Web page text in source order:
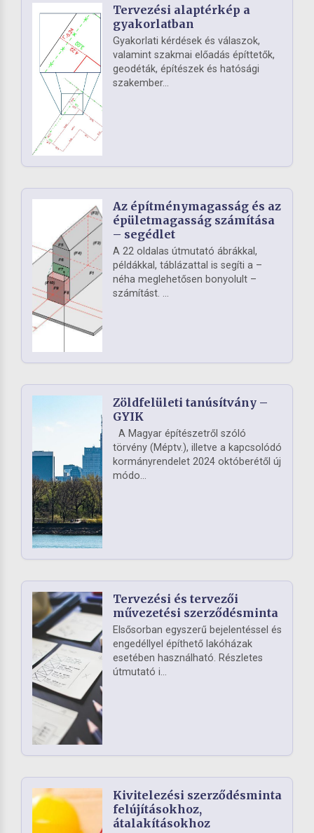
Tervezési alaptérkép a
gyakorlatban
Gyakorlati kérdések és válaszok,
valamint szakmai előadás építtetők,
geodéták, építészek és hatósági
szakember...
Az építménymagasság és az
épületmagasság számítása
– segédlet
A 22 oldalas útmutató ábrákkal,
példákkal, táblázattal is segíti a –
néha meglehetősen bonyolult –
számítást. ...
Zöldfelületi tanúsítvány –
GYIK
A Magyar építészetről szóló
törvény (Méptv.), illetve a kapcsolódó
kormányrendelet 2024 októberétől új
módo...
Tervezési és tervezői
művezetési szerződésminta
Elsősorban egyszerű bejelentéssel és
engedéllyel építhető lakóházak
esetében használható. Részletes
útmutató i...
Kivitelezési szerződésminta
felújításokhoz,
átalakításokhoz